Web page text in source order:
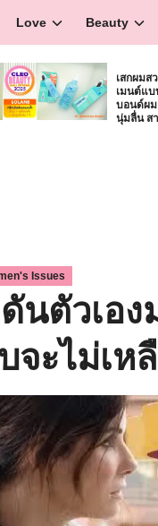
Love Beauty
เสกผมส
เมนต์แบ
บอนด์ผ
นุ่มลื่น ส
Issues
ดันตัวเอ
ะไม่เห